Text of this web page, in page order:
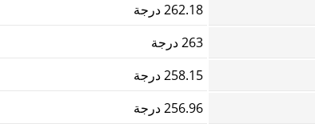
262.18 درجة
263 درجة
258.15 درجة
256.96 درجة